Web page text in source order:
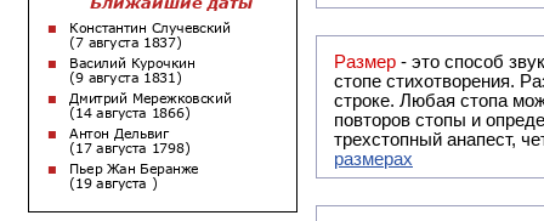
Размер - это способ
стопе стихотворения.
строке. Любая стопа
повторов стопы и
трехстопный анапест,
размерах